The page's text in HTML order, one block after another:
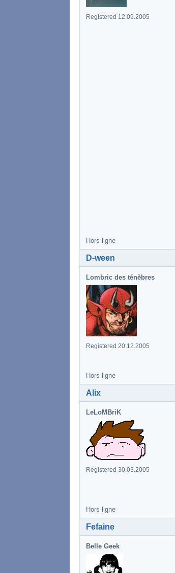
Registered 12.09.2005
Hors ligne
D-ween
Lombric des ténèbres
Registered 20.12.2005
Hors ligne
Alix
LeLoMBriK
Registered 30.03.2005
Hors ligne
Fefaine
Belle Geek